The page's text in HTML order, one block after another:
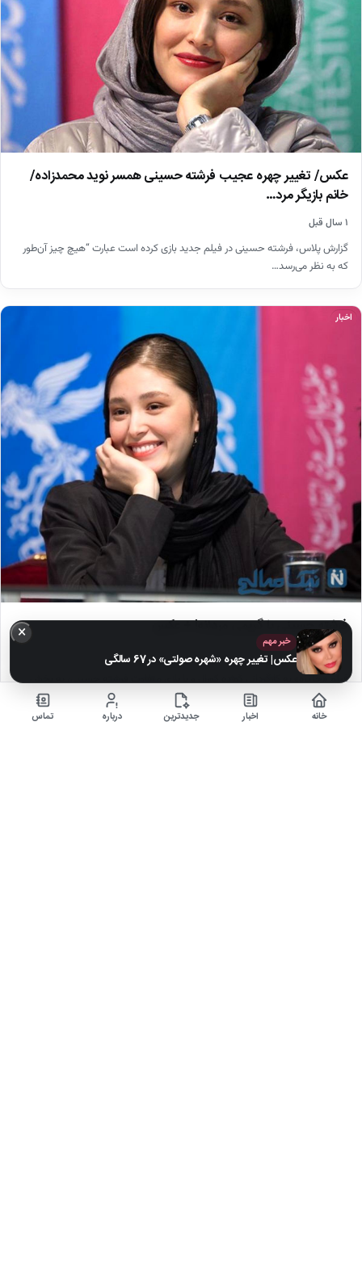
عکس/ تغییر چهره عجیب فرشته حسینی همسر نوید محمدزاده/
خانم بازیگر مرد…
۱ سال قبل
گزارش پلاس، فرشته حسینی در فیلم جدید بازی کرده است عبارت “هیچ چیز آن‌طور
که به نظر می‌رسد…
اخبار
فرشته حسینی با گریمی مردانه! + عکس
فیلم «جزیره» به کارگردانی گوژده کورال و با بازی متفاوت فرشته حسینی، به بخش
مسابقه اصلی پنجاه‌وهشتمین جشنواره…
× خبر مهم
عکس| تغییر چهره «شهره صولتی» در 67 سالگی
خانه اخبار جدیدترین درباره تماس